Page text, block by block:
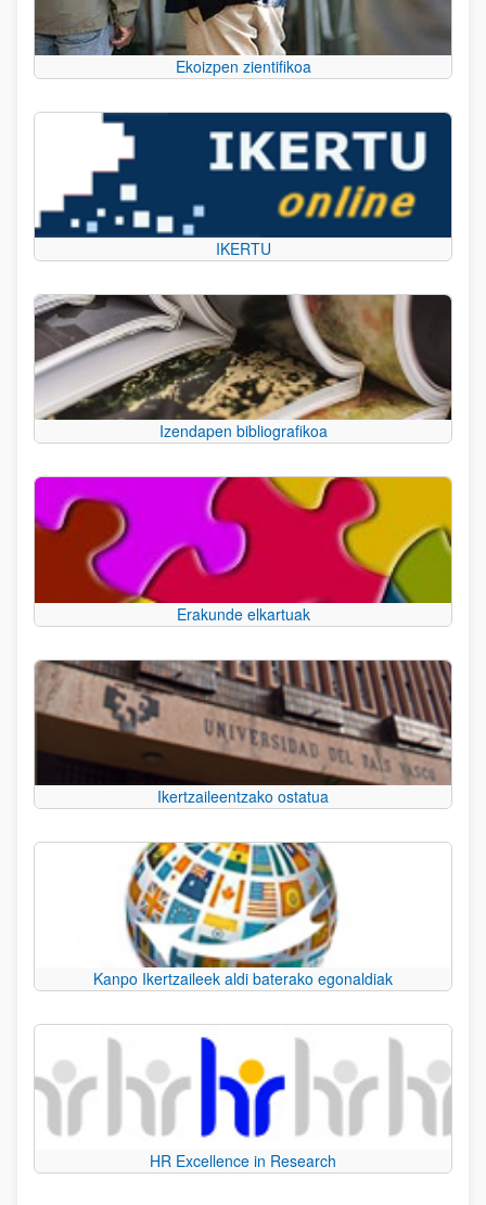
Ekoizpen zientifikoa
IKERTU
Izendapen bibliografikoa
Erakunde elkartuak
Ikertzaileentzako ostatua
Kanpo Ikertzaileek aldi baterako egonaldiak
HR Excellence in Research